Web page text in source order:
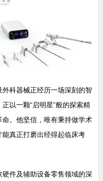
科器械正经历一场深刻的智
以一颗“启明星”般的探索精
。他坚信，唯有秉持做学术
真正打磨出经得起临床考
件及辅助设备零售领域的深